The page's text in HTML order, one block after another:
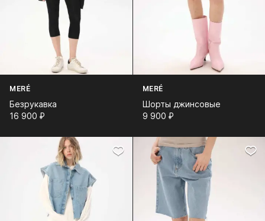
MERÉ
Безрукавка
16 900⁠ ⁠₽
MERÉ
Шорты джинсовые
9 900⁠ ⁠₽